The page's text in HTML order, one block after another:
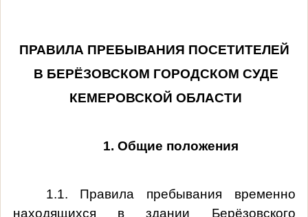
ПРАВИЛА ПРЕБЫВАНИЯ ПОСЕТИТЕЛЕЙ
В БЕРЁЗОВСКОМ ГОРОДСКОМ СУДЕ
КЕМЕРОВСКОЙ ОБЛАСТИ
1. Общие положения
1.1. Правила пребывания временно
находящихся в здании Берёзовского